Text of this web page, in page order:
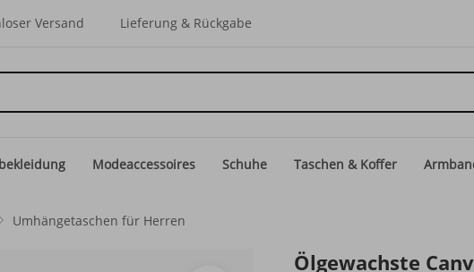
Versand Lieferung & Rückgabe
Modeaccessoires Schuhe Taschen & Koffer
Umhängetaschen für Herren
Ölgewachste